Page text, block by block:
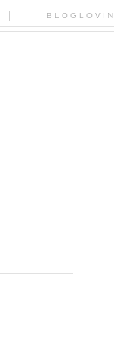
BLOGLOVIN